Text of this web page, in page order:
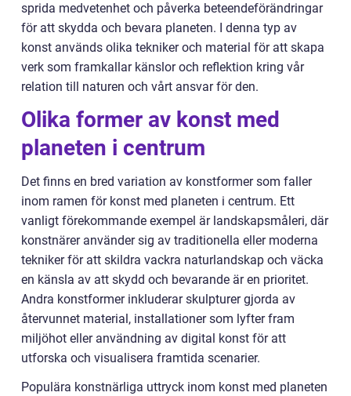
sprida medvetenhet och påverka beteendeförändringar
för att skydda och bevara planeten. I denna typ av
konst används olika tekniker och material för att skapa
verk som framkallar känslor och reflektion kring vår
relation till naturen och vårt ansvar för den.
Olika former av konst med
planeten i centrum
Det finns en bred variation av konstformer som faller
inom ramen för konst med planeten i centrum. Ett
vanligt förekommande exempel är landskapsmåleri, där
konstnärer använder sig av traditionella eller moderna
tekniker för att skildra vackra naturlandskap och väcka
en känsla av att skydd och bevarande är en prioritet.
Andra konstformer inkluderar skulpturer gjorda av
återvunnet material, installationer som lyfter fram
miljöhot eller användning av digital konst för att
utforska och visualisera framtida scenarier.
Populära konstnärliga uttryck inom konst med planeten